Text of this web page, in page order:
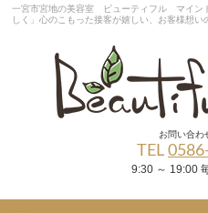
一宮市宮地の美容室 ビューティフル マイン
しく」心のこもった接客が嬉しい、お客様想い
お問い合わ
TEL
9:30 ～ 19:00